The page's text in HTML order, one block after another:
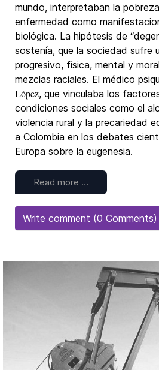
mundo, interpretaban la
enfermedad como
biológica. La hipótesis de
sostenía, que la sociedad sufre
progresivo, física, mental y
mezclas raciales. El médico
López, que vinculaba los
condiciones sociales como el
violencia rural y la precariedad
a Colombia en los debates
Europa sobre la eugenesia.
Read more …
Write comment (0 Comments)